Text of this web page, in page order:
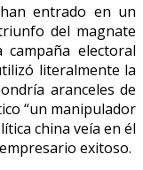
entrado en un
del magnate
electoral
literalmente la
aranceles de
“un manipulador
china veía en él
exitoso.